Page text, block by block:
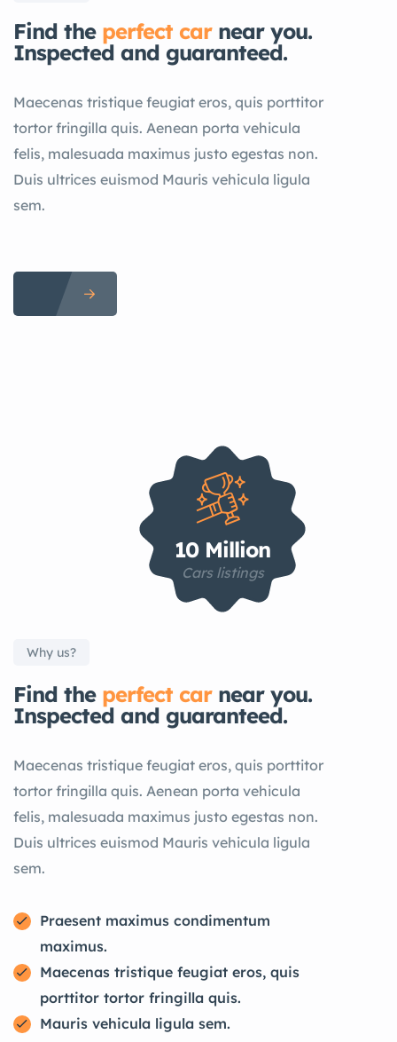
Find the perfect carnear you.
Inspected and guaranteed.
Maecenas tristique feugiat eros, quis porttitor
tortor fringilla quis. Aenean porta vehicula
felis, malesuada maximus justo egestas non.
Duis ultrices euismod Mauris vehicula ligula
sem.
10 Million
Cars listings
Why us?
Find the perfect carnear you.
Inspected and guaranteed.
Maecenas tristique feugiat eros, quis porttitor
tortor fringilla quis. Aenean porta vehicula
felis, malesuada maximus justo egestas non.
Duis ultrices euismod Mauris vehicula ligula
sem.
Praesent maximus condimentum
maximus.
Maecenas tristique feugiat eros, quis
porttitor tortor fringilla quis.
Mauris vehicula ligula sem.